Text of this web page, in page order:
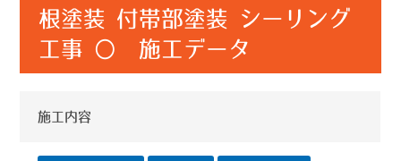
根塗装 付帯部塗装 シーリング
工事 〇 施工データ
施工内容